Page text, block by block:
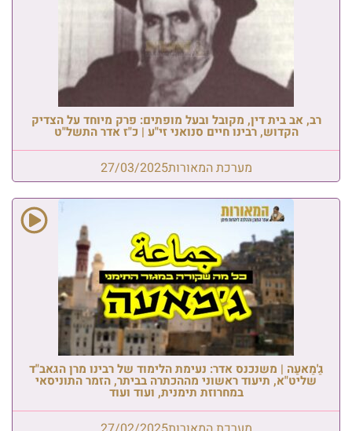
רב, אב בית דין, מקובל ובעל מופתים: פרק מיוחד על הצדיק
הקדוש, רבינו חיים סנואני זי"ע | כ"ז אדר התשל"ט
מערכת המאורות27/03/2025
גַ'מַאעַה | משנכנס אדר: נעימת הלימוד של רבינו מרן הגאב"ד
שליט"א, תיעוד ראשוני מההכתרה בביתר, הזמר התוניסאי
במחרוזת תימנית, ועוד ועוד